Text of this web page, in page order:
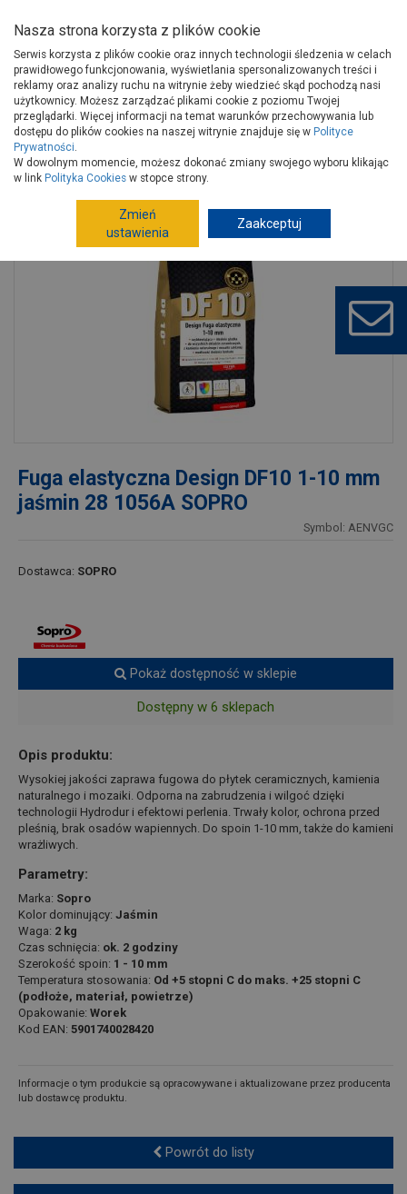
Strona główna Wykończenie Chemia budowlana
Fugi wewnętrzne
Fuga elastyczna Design DF10 1-10 mm jaśmin 28 1056A SOPRO
Fuga elastyczna Design DF10 1-10 mm
jaśmin 28 1056A SOPRO
Symbol: AENVGC
Dostawca: SOPRO
Pokaż dostępność w sklepie
Dostępny w 6 sklepach
Opis produktu:
Wysokiej jakości zaprawa fugowa do płytek ceramicznych, kamienia
naturalnego i mozaiki. Odporna na zabrudzenia i wilgoć dzięki
technologii Hydrodur i efektowi perlenia. Trwały kolor, ochrona przed
pleśnią, brak osadów wapiennych. Do spoin 1-10 mm, także do kamieni
wrażliwych.
Parametry:
Marka: Sopro
Kolor dominujący: Jaśmin
Waga: 2 kg
Czas schnięcia: ok. 2 godziny
Szerokość spoin: 1 - 10 mm
Temperatura stosowania: Od +5 stopni C do maks. +25 stopni C
(podłoże, materiał, powietrze)
Opakowanie: Worek
Kod EAN: 5901740028420
Informacje o tym produkcie są opracowywane i aktualizowane przez producenta
lub dostawcę produktu.
Powrót do listy
Nasza strona korzysta z plików cookie
Serwis korzysta z plików cookie oraz innych technologii śledzenia w celach
prawidłowego funkcjonowania, wyświetlania spersonalizowanych treści i
reklamy oraz analizy ruchu na witrynie żeby wiedzieć skąd pochodzą nasi
użytkownicy. Możesz zarządzać plikami cookie z poziomu Twojej
przeglądarki. Więcej informacji na temat warunków przechowywania lub
dostępu do plików cookies na naszej witrynie znajduje się w Polityce
Prywatności.
W dowolnym momencie, możesz dokonać zmiany swojego wyboru klikając
w link Polityka Cookies w stopce strony.
Zmień
ustawienia
Zaakceptuj